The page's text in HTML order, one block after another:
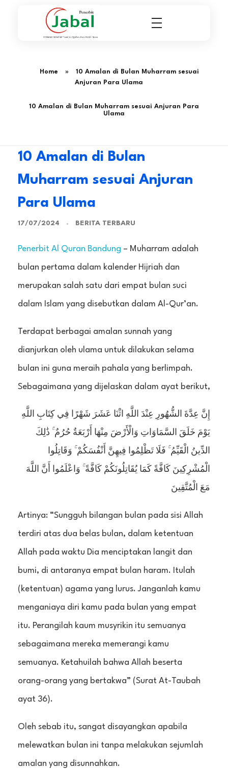
Home »
10 Amalan di Bulan Muharram sesuai
Anjuran Para Ulama
10 Amalan di Bulan Muharram sesuai Anjuran Para
Ulama
10 Amalan di Bulan
Muharram sesuai Anjuran
Para Ulama
17/07/2024 BERITA TERBARU
Penerbit Al Quran Bandung – Muharram adalah
bulan pertama dalam kalender Hijriah dan
merupakan salah satu dari empat bulan suci
dalam Islam yang disebutkan dalam Al-Qur’an.
Terdapat berbagai amalan sunnah yang
dianjurkan oleh ulama untuk dilakukan selama
bulan ini guna meraih pahala yang berlimpah.
Sebagaimana yang dijelaskan dalam ayat berikut,
إِنَّ عِدَّةَ الشُّهُورِ عِنْدَ اللَّهِ اثْنَا عَشَرَ شَهْرًا فِي كِتَابِ اللَّهِ
يَوْمَ خَلَقَ السَّمَاوَاتِ وَالْأَرْضَ مِنْهَا أَرْبَعَةٌ حُرُمٌ ۚ ذَٰلِكَ
الدِّينُ الْقَيِّمُ ۚ فَلَا تَظْلِمُوا فِيهِنَّ أَنْفُسَكُمْ ۚ وَقَاتِلُوا
الْمُشْرِكِينَ كَافَّةً كَمَا يُقَاتِلُونَكُمْ كَافَّةً ۚ وَاعْلَمُوا أَنَّ اللَّهَ
مَعَ الْمُتَّقِينَ
Artinya: “Sungguh bilangan bulan pada sisi Allah
terdiri atas dua belas bulan, dalam ketentuan
Allah pada waktu Dia menciptakan langit dan
bumi, di antaranya empat bulan haram. Itulah
(ketentuan) agama yang lurus. Janganlah kamu
menganiaya diri kamu pada bulan yang empat
itu. Perangilah kaum musyrikin itu semuanya
sebagaimana mereka memerangi kamu
semuanya. Ketahuilah bahwa Allah beserta
orang-orang yang bertakwa” (Surat At-Taubah
ayat 36).
Oleh sebab itu, sangat disayangkan apabila
melewatkan bulan ini tanpa melakukan sejumlah
amalan yang disunnahkan.